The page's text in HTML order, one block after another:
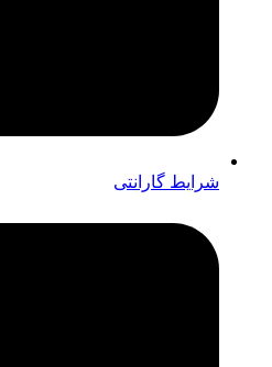
شرایط گارانتی